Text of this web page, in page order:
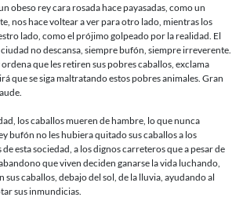
obeso rey cara rosada hace payasadas, como un
nos hace voltear a ver para otro lado, mientras los
lado, como el prójimo golpeado por la realidad. El
no descansa, siempre bufón, siempre irreverente.
que les retiren sus pobres caballos, exclama
que se siga maltratando estos pobres animales. Gran
los caballos mueren de hambre, lo que nunca
bufón no les hubiera quitado sus caballos a los
esta sociedad, a los dignos carreteros que a pesar de
que viven deciden ganarse la vida luchando,
sus caballos, debajo del sol, de la lluvia, ayudando al
sus inmundicias.